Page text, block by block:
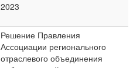
2023
Решение Правления
Ассоциации регионального
отраслевого объединения